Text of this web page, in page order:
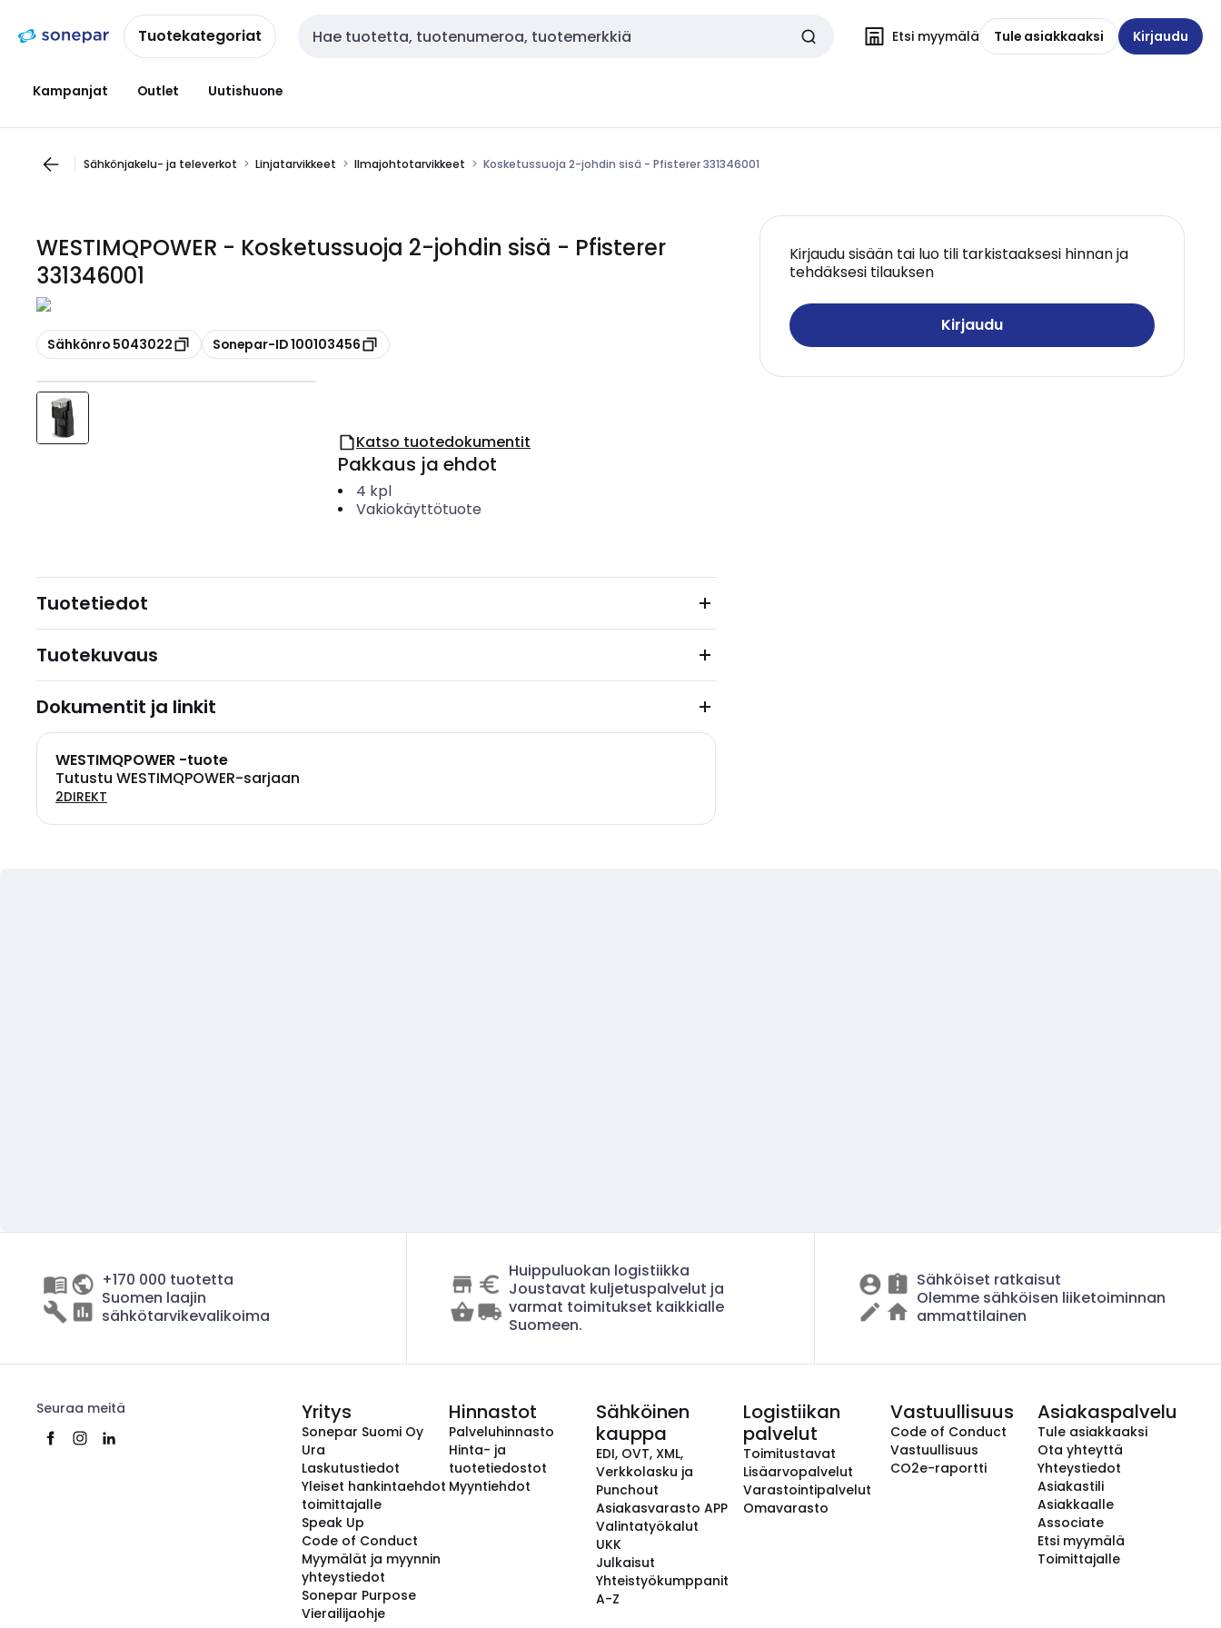
navigointiinsisältöönTuotekategoriat Haku Etsi myymälä Tule asiakkaaksi Kirjaudu
Kampanjat Outlet Uutishuone
Sähkönjakelu- ja televerkot Linjatarvikkeet Ilmajohtotarvikkeet Kosketussuoja 2-johdin sisä - Pfisterer 331346001
WESTIMQPOWER - Kosketussuoja 2-johdin sisä - Pfisterer
331346001
Kopioi
Sähkönro 5043022 Kopioi
Sonepar-ID 100103456
Kirjaudu sisään tai luo tili tarkistaaksesi hinnan ja
tehdäksesi tilauksen
Kirjaudu
Katso tuotedokumentit
Pakkaus ja ehdot
4 kpl
Vakiokäyttötuote
Tuotetiedot
Tuotekuvaus
Dokumentit ja linkit
WESTIMQPOWER -tuote
Tutustu WESTIMQPOWER-sarjaan
2DIREKT
+170 000 tuotetta
Suomen laajin
sähkötarvikevalikoima
Huippuluokan logistiikka
Joustavat kuljetuspalvelut ja
varmat toimitukset kaikkialle
Suomeen.
Sähköiset ratkaisut
Olemme sähköisen liiketoiminnan
ammattilainen
Seuraa meitä Yritys
Sonepar Suomi Oy
Ura
Laskutustiedot
Yleiset hankintaehdot
toimittajalle
Speak Up
Code of Conduct
Myymälät ja myynnin
yhteystiedot
Sonepar Purpose
Vierailijaohje
Hinnastot
Palveluhinnasto
Hinta- ja
tuotetiedostot
Myyntiehdot
Sähköinen
kauppa
EDI, OVT, XML,
Verkkolasku ja
Punchout
Asiakasvarasto APP
Valintatyökalut
UKK
Julkaisut
Yhteistyökumppanit
A-Z
Logistiikan
palvelut
Toimitustavat
Lisäarvopalvelut
Varastointipalvelut
Omavarasto
Vastuullisuus
Code of Conduct
Vastuullisuus
CO2e-raportti
Asiakaspalvelu
Tule asiakkaaksi
Ota yhteyttä
Yhteystiedot
Asiakastili
Asiakkaalle
Associate
Etsi myymälä
Toimittajalle